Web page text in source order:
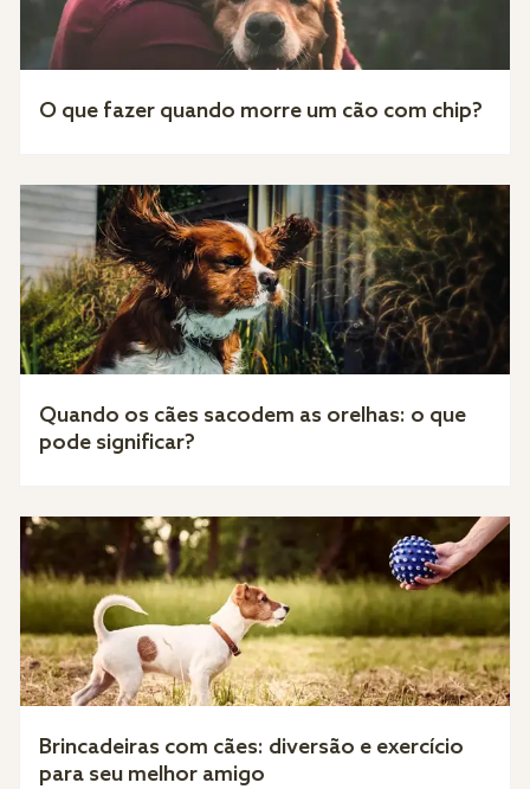
O que fazer quando morre um cão com chip?
Quando os cães sacodem as orelhas: o que
pode significar?
Brincadeiras com cães: diversão e exercício
para seu melhor amigo